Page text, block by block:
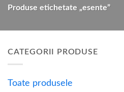
Produse etichetate „esente”
CATEGORII PRODUSE
Toate produsele